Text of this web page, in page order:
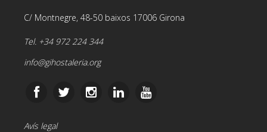
C/ Montnegre, 48-50 baixos 17006 Girona
Tel. +34 972 224 344
info@gihostaleria.org
Avís legal